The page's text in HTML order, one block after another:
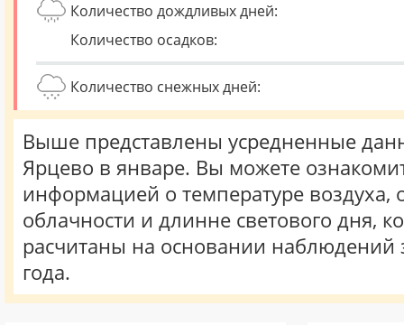
Количество дождливых дней:
Количество осадков:
Количество снежных дней:
Выше представлены усредненные
Ярцево в январе. Вы можете
информацией о температуре воздуха,
облачности и длинне светового дня,
расчитаны на основании наблюдений
года.